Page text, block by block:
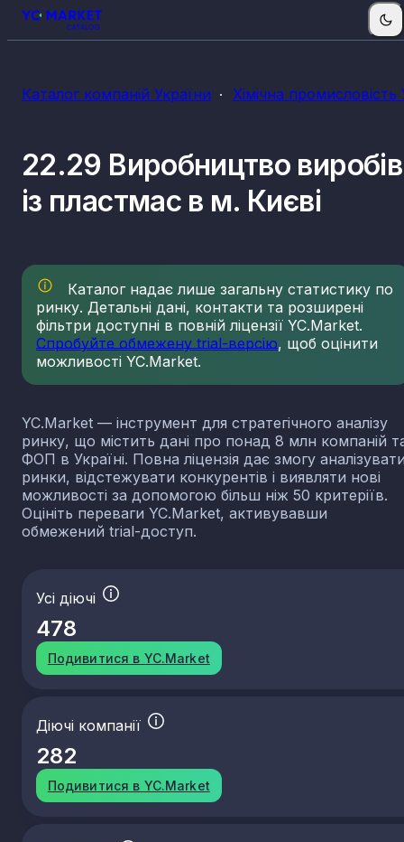
Каталог компаній України Хімічна промисловість
22.29 Виробництво виробів
із пластмас в м. Києві
Каталог надає лише загальну статистику по
ринку. Детальні дані, контакти та розширені
фільтри доступні в повній ліцензії YC.Market.
Спробуйте обмежену trial-версію, щоб оцінити
можливості YC.Market.
YC.Market — інструмент для стратегічного аналізу
ринку, що містить дані про понад 8 млн компаній
ФОП в Україні. Повна ліцензія дає змогу
ринки, відстежувати конкурентів і виявляти нові
можливості за допомогою більш ніж 50 критеріїв.
Оцініть переваги YC.Market, активувавши
обмежений trial-доступ.
Усі діючі
478
Подивитися в YC.Market
Діючі компанії
282
Подивитися в YC.Market